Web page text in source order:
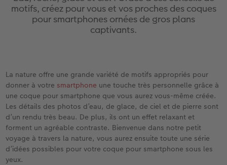
Étui personnalisé
Pochette souvenirs
Couverture en cuir et en lin
Premières étapes
Possibilités de commande
Exemples
Tirages photo sur papier recyclé
Poster premium
Autocollants photo
Tirages immédiats
Photo d’identité biométrique
Accessoires
Affiche carte personnalisée
Pêle-mêle
Photo sous plexi
Photo sur alu-dibond
Photo sur bois
Tableau photo Prestige
Autres occasions
Cartes à rabat
Cartes postales
Carte à l’unité
CEWE myPhotos
Jeux
École et bureau
Faber-Castell
Tirages créatifs
Boîte cadeau photo
Idées de cadeaux
Coques en silicone
Coques en polycarbonate
Coques en bois
Coques avec cordon
Avec design
CEWE myPhotos
Calendriers muraux avec design
Calendrier mural A4
Calendrier mural A3
Calendrier de bureau carré
CEWE myPhotos
Accessoires
pour l’anniversaire
Cadeaux de fête des mères
Cadeaux photo pour Pâques
pour les jeunes mariés
pour l’EVJF
Mariage
Livre de l’année
Témoignages
Magazine CEWE
App
motifs, créez pour vous et vos proches des coques
pour smartphones ornées de gros plans
captivants.
La nature offre une grande variété de motifs appropriés pour
donner à votre smartphone une touche très personnelle grâce à
une coque pour smartphone que vous aurez vous-même créée.
Les détails des photos d’eau, de glace, de ciel et de pierre sont
d’un rendu très beau. De plus, ils ont un effet relaxant et
forment un agréable contraste. Bienvenue dans notre petit
voyage à travers la nature, vous aurez ensuite toute une série
d’idées possibles pour votre coque pour smartphone sous les
yeux.